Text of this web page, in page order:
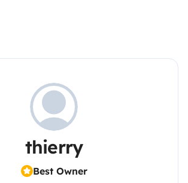
thierry
Best Owner